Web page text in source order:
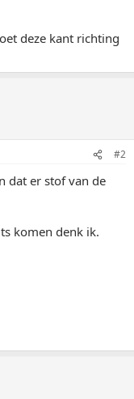
deze kant richting
#2
dat er stof van de
komen denk ik.